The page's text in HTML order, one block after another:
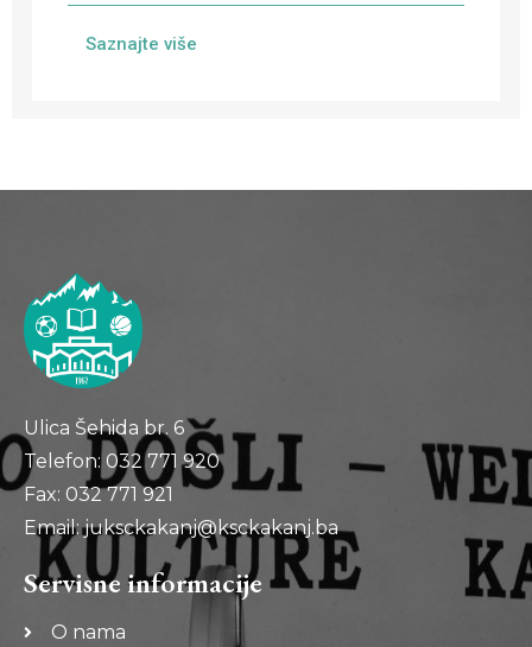
Saznajte više
Ulica Šehida br. 6
Telefon: 032 771 920
Fax: 032 771 921
Email: juksckakanj@ksckakanj.ba
Servisne informacije
O nama